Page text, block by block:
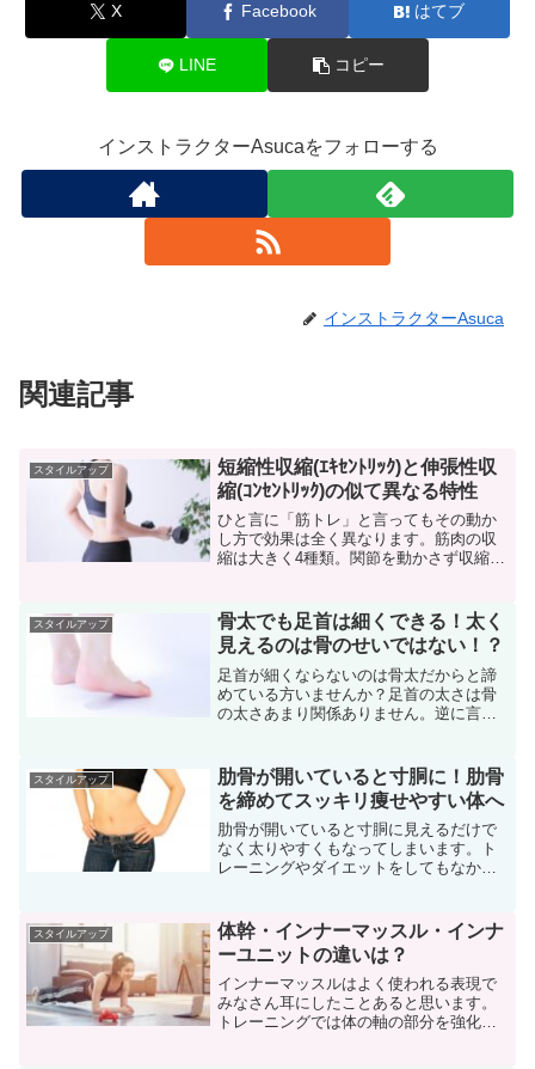
X Facebook はてブ
LINE コピー
インストラクターAsucaをフォローする
インストラクターAsuca
関連記事
スタイルアップ
短縮性収縮(ｴｷｾﾝﾄﾘｯｸ)と伸張性収
縮(ｺﾝｾﾝﾄﾘｯｸ)の似て異なる特性
ひと言に「筋トレ」と言ってもその動か
し方で効果は全く異なります。筋肉の収
縮は大きく4種類。関節を動かさず収縮さ
性収縮（コンセントリック）筋肉を伸張
させながら力を発揮する...
スタイルアップ
骨太でも足首は細くできる！太く
見えるのは骨のせいではない！？
足首が細くならないのは骨太だからと諦
めている方いませんか？足首の太さは骨
の太さあまり関係ありません。逆に言え
チェックしよう骨太か骨細か、それとも
標準的なのか？は脂肪や筋...
スタイルアップ
肋骨が開いていると寸胴に！肋骨
を締めてスッキリ痩せやすい体へ
肋骨が開いていると寸胴に見えるだけで
なく太りやすくもなってしまいます。ト
レーニングやダイエットをしてもなかな
したら肋骨が開いてしまっているかも。
もともとの骨格もあります...
スタイルアップ
体幹・インナーマッスル・インナ
ーユニットの違いは？
インナーマッスルはよく使われる表現で
みなさん耳にしたことあると思います。
トレーニングでは体の軸の部分を強化す